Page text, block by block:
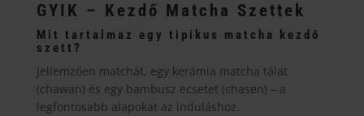
GYIK – Kezdő Matcha Szettek
Mit tartalmaz egy tipikus matcha kezdő
szett?
Jellemzően matchát, egy kerámia matcha tálat
(chawan) és egy bambusz ecsetet (chasen) – a
legfontosabb alapokat az induláshoz.